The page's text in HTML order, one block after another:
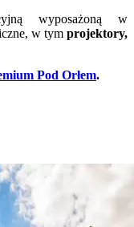
wyposażoną w
w tym projektory,
Pod Orłem.